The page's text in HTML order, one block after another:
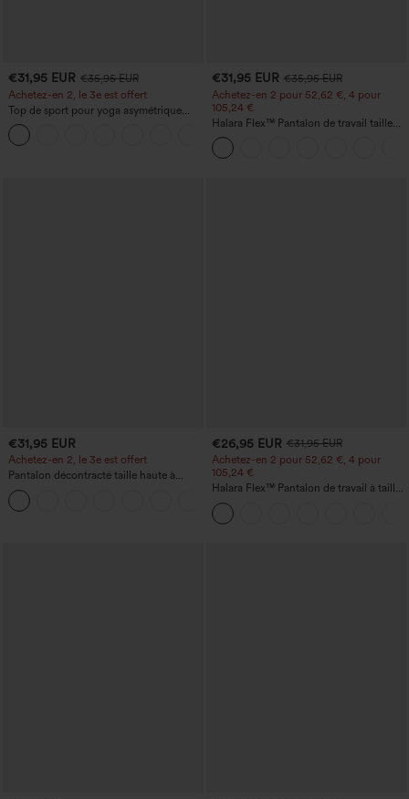
€31,95 EUR €35,95 EUR
Achetez-en 2, le 3e est offert
Top de sport pour yoga asymétrique
(une épaule) à manches longues avec
ouverture pour le pouce, ourlet arrondi
haut-bas, séchage rapide, soutien-gorge
€31,95 EUR €35,95 EUR
Achetez-en 2 pour 52,62 €, 4 pour
105,24 €
Halara Flex™ Pantalon de travail taille
haute sculptant la silhouette, gainant la
taille, avec poches, jambe large en
micro-gaufre
€31,95 EUR
Achetez-en 2, le 3e est offert
Pantalon décontracté taille haute à
cordon, coupe large en mélange de lin,
avec poches
€26,95 EUR €31,95 EUR
Achetez-en 2 pour 52,62 €, 4 pour
105,24 €
Halara Flex™ Pantalon de travail à taille
haute, jambe large, avec poches, en
maille gaufrée